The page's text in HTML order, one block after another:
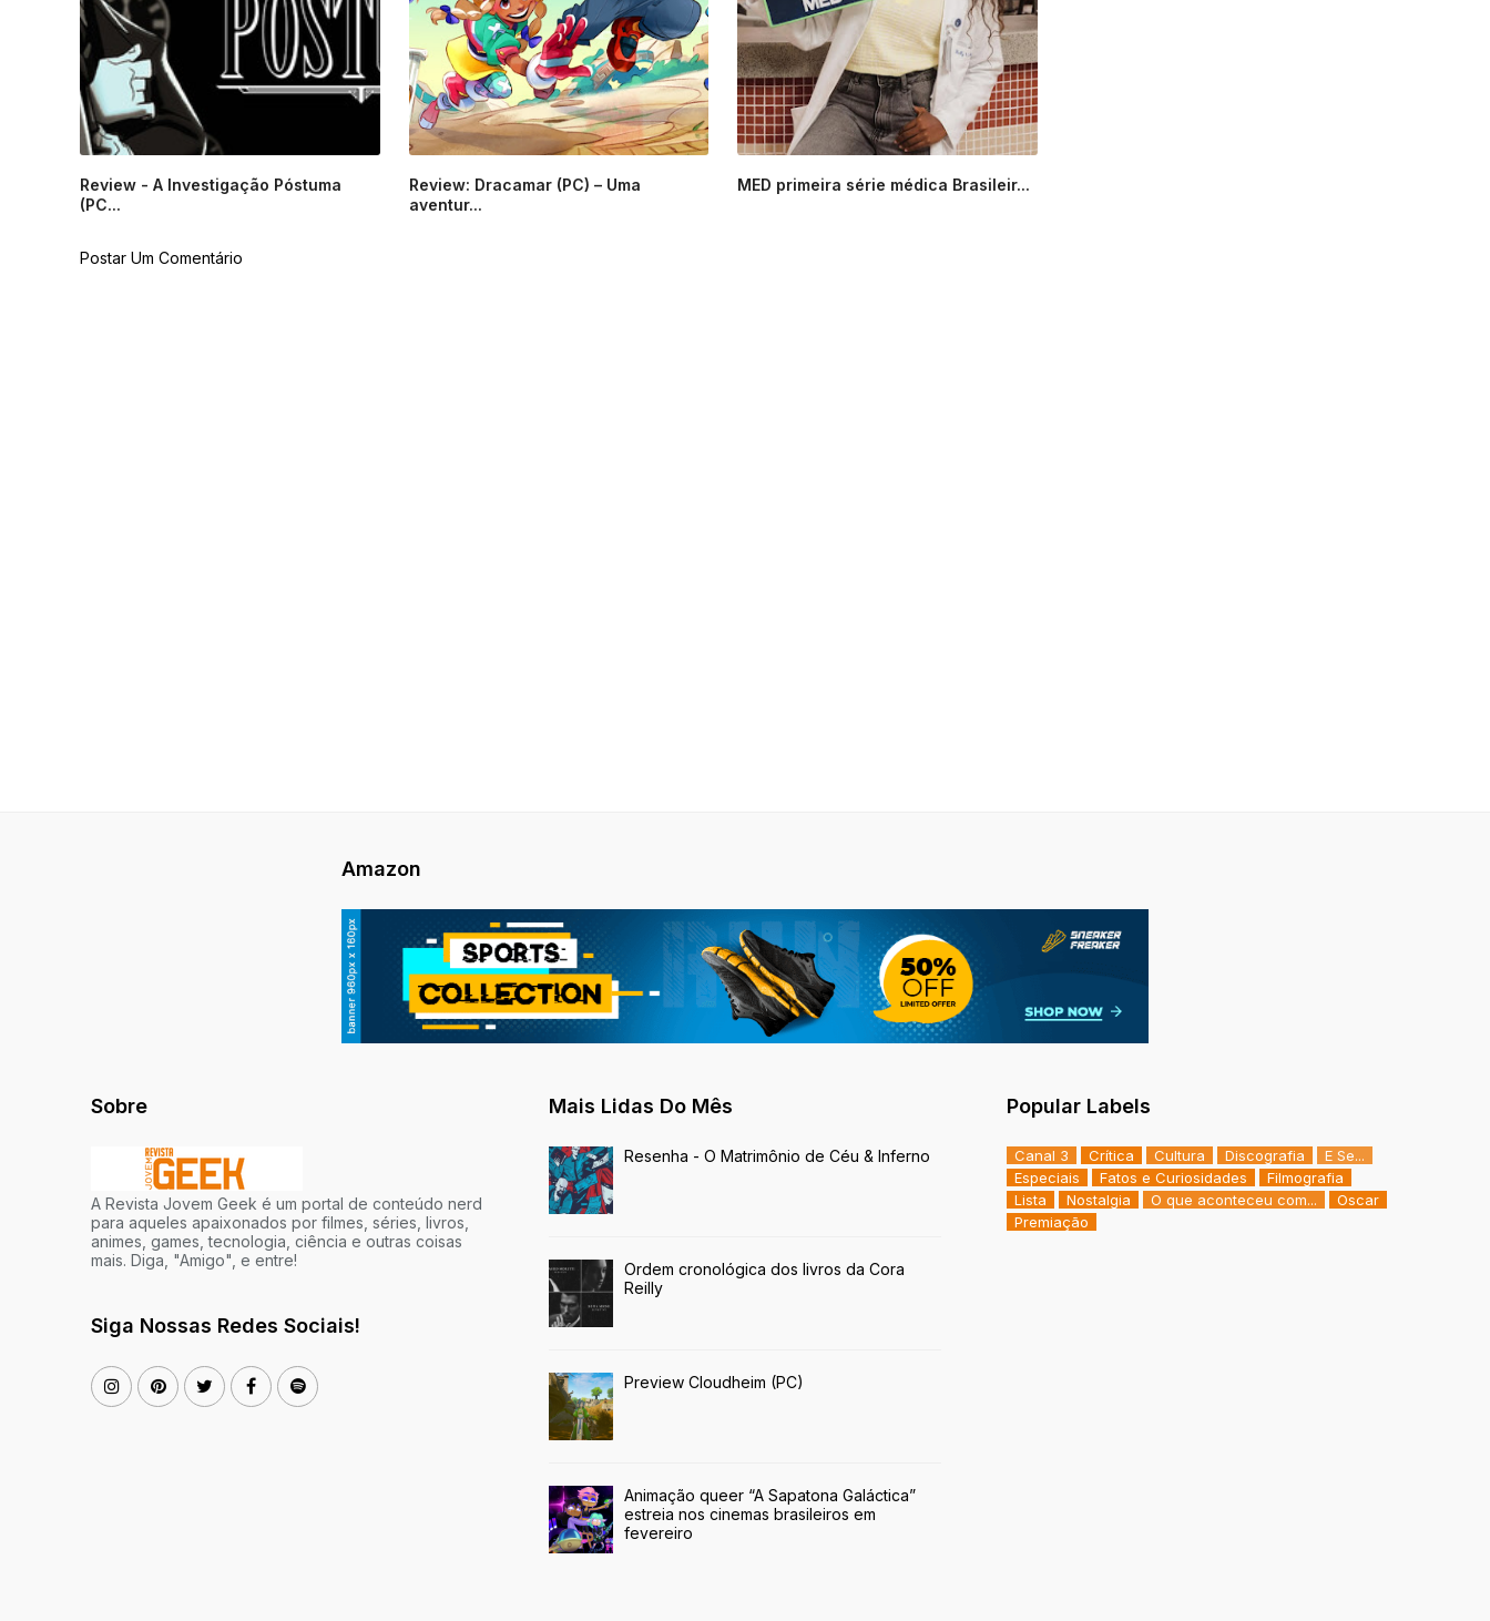
Review - A Investigação Póstuma
(PC...
Review: Dracamar (PC) – Uma
aventur...
MED primeira série médica Brasileir...
Postar Um Comentário
Amazon
Sobre
A Revista Jovem Geek é um portal de conteúdo nerd
para aqueles apaixonados por filmes, séries, livros,
animes, games, tecnologia, ciência e outras coisas
mais. Diga, "Amigo", e entre!
Siga Nossas Redes Sociais!
Mais Lidas Do Mês
Resenha - O Matrimônio de Céu & Inferno
Ordem cronológica dos livros da Cora
Reilly
Preview Cloudheim (PC)
Animação queer “A Sapatona Galáctica”
estreia nos cinemas brasileiros em
fevereiro
Popular Labels
Canal 3 Crítica Cultura Discografia
E Se...
Especiais
Fatos e Curiosidades
Filmografia
Lista
Nostalgia O que aconteceu com...
Oscar
Premiação